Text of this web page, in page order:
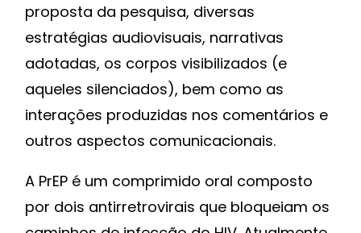
proposta da pesquisa, diversas
estratégias audiovisuais, narrativas
adotadas, os corpos visibilizados (e
aqueles silenciados), bem como as
interações produzidas nos comentários e
outros aspectos comunicacionais.
A PrEP é um comprimido oral composto
por dois antirretrovirais que bloqueiam os